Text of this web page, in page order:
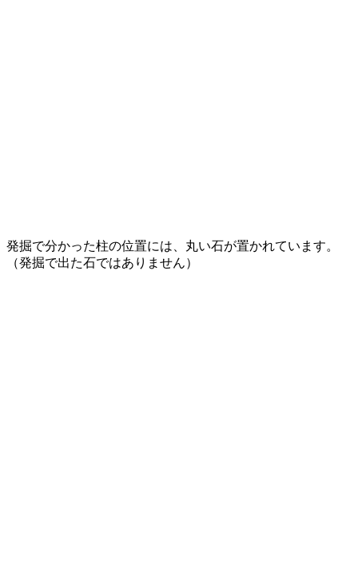
発掘で分かった柱の位置には、丸い石が置かれています。
（発掘で出た石ではありません）